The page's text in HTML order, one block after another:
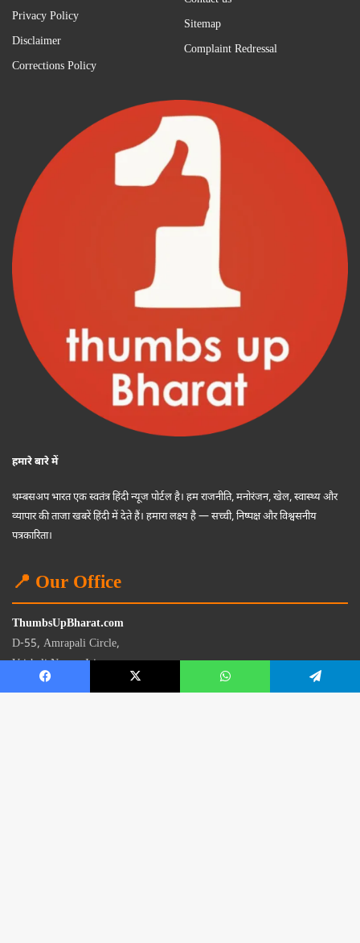
Privacy Policy
Disclaimer
Corrections Policy
Sitemap
Complaint Redressal
हमारे बारे में
थम्बसअप भारत एक स्वतंत्र हिंदी न्यूज पोर्टल है। हम राजनीति, मनोरंजन, खेल, स्वास्थ्य और
व्यापार की ताजा खबरें हिंदी में देते हैं। हमारा लक्ष्य है — सच्ची, निष्पक्ष और विश्वसनीय
पत्रकारिता।
📍 Our Office
ThumbsUpBharat.com
D-55, Amrapali Circle,
Vaishali Nagar, Jaipur
Rajasthan - 302021